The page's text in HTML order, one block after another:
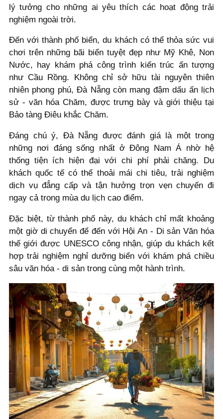
lý tưởng cho những ai yêu thích các hoạt động trải
nghiệm ngoài trời.
Đến với thành phố biển, du khách có thể thỏa sức vui
chơi trên những bãi biển tuyệt đẹp như Mỹ Khê, Non
Nước, hay khám phá công trình kiến trúc ấn tượng
như Cầu Rồng. Không chỉ sở hữu tài nguyên thiên
nhiên phong phú, Đà Nẵng còn mang đậm dấu ấn lịch
sử - văn hóa Chăm, được trưng bày và giới thiệu tại
Bảo tàng Điêu khắc Chăm.
Đáng chú ý, Đà Nẵng được đánh giá là một trong
những nơi đáng sống nhất ở Đông Nam Á nhờ hệ
thống tiện ích hiện đại với chi phí phải chăng. Du
khách quốc tế có thể thoải mái chi tiêu, trải nghiệm
dịch vụ đẳng cấp và tận hưởng trọn vẹn chuyến đi
ngay cả trong mùa du lịch cao điểm.
Đặc biệt, từ thành phố này, du khách chỉ mất khoảng
một giờ di chuyển để đến với Hội An - Di sản Văn hóa
thế giới được UNESCO công nhận, giúp du khách kết
hợp trải nghiệm nghỉ dưỡng biển với khám phá chiều
sâu văn hóa - di sản trong cùng một hành trình.